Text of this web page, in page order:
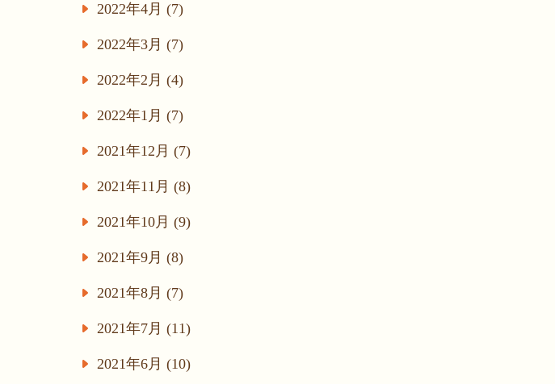
2022年4月 (7)
2022年3月 (7)
2022年2月 (4)
2022年1月 (7)
2021年12月 (7)
2021年11月 (8)
2021年10月 (9)
2021年9月 (8)
2021年8月 (7)
2021年7月 (11)
2021年6月 (10)